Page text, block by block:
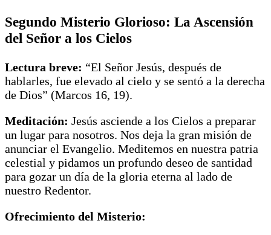
Segundo Misterio Glorioso: La Ascensión
del Señor a los Cielos
Lectura breve: “El Señor Jesús, después de
hablarles, fue elevado al cielo y se sentó a la derecha
de Dios” (Marcos 16, 19).
Meditación: Jesús asciende a los Cielos a preparar
un lugar para nosotros. Nos deja la gran misión de
anunciar el Evangelio. Meditemos en nuestra patria
celestial y pidamos un profundo deseo de santidad
para gozar un día de la gloria eterna al lado de
nuestro Redentor.
Ofrecimiento del Misterio: